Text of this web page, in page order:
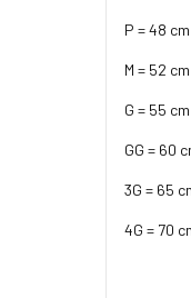
P = 48
M = 52
G = 55
GG = 60
3G = 65
4G = 70